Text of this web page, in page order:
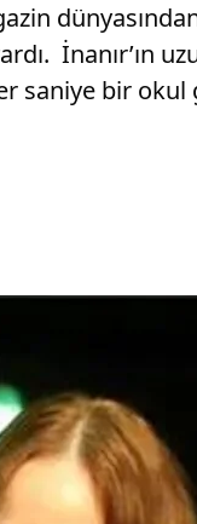
İnanır’ın
saniye bir